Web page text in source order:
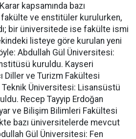
kapsamında bazı
ve enstitüler kurulurken,
bir üniversitede ise fakülte ismi
listeye göre kurulan yeni
Abdullah Gül Üniversitesi:
kuruldu. Kayseri
Diller ve Turizm Fakültesi
Üniversitesi: Lisansüstü
Recep Tayyip Erdoğan
ve Bilişim Bilimleri Fakültesi
bazı üniversitelerde mevcut
Gül Üniversitesi: Fen